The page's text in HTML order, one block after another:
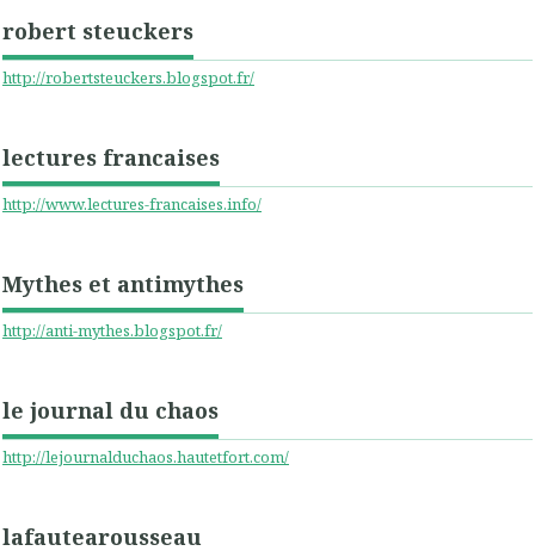
robert steuckers
http://robertsteuckers.blogspot.fr/
lectures francaises
http://www.lectures-francaises.info/
Mythes et antimythes
http://anti-mythes.blogspot.fr/
le journal du chaos
http://lejournalduchaos.hautetfort.com/
lafautearousseau